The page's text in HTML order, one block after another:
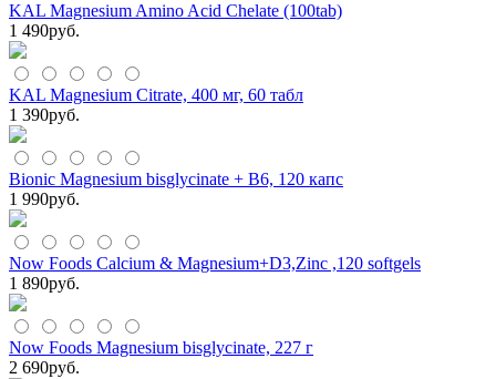
KAL Magnesium Amino Acid Chelate (100tab)
1 490руб.
KAL Magnesium Citrate, 400 мг, 60 табл
1 390руб.
Bionic Magnesium bisglycinate + B6, 120 капс
1 990руб.
Now Foods Calcium & Magnesium+D3,Zinc ,120 softgels
1 890руб.
Now Foods Magnesium bisglycinate, 227 г
2 690руб.